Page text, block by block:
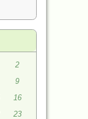
2
9
16
23